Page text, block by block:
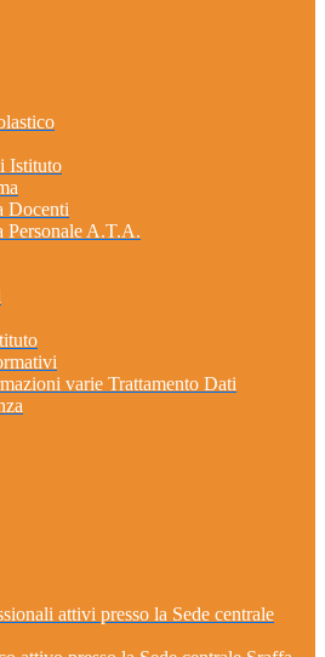
Istituto
Docenti
Personale A.T.A.
varie Trattamento Dati
attivi presso la Sede centrale